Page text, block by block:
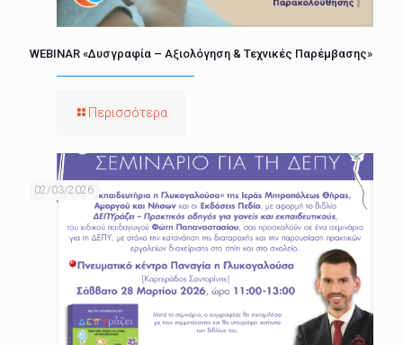
WEBINAR «Δυσγραφία – Αξιολόγηση & Τεχνικές Παρέμβασης»
Περισσότερα
02/03/2026